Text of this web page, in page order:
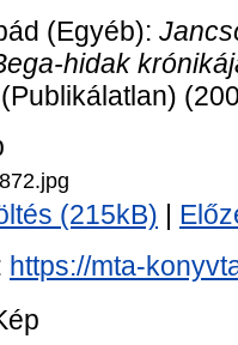
(Egyéb):
hidak
(Publikálatlan)
(215kB)
https://mta-